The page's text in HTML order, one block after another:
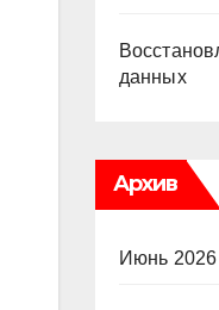
данных
Архив
Июнь 2026